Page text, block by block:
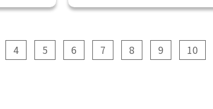
4 5 6 7 8 9 10